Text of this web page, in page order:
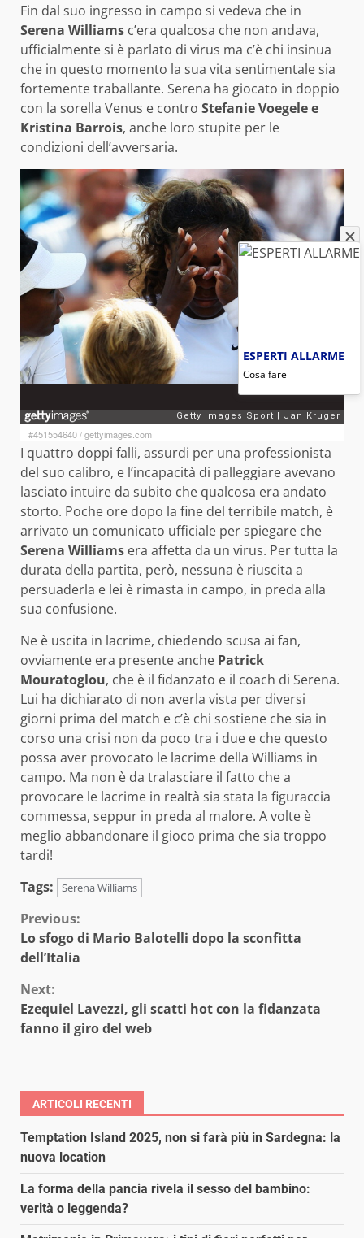
Fin dal suo ingresso in campo si vedeva che in
Serena Williams c’era qualcosa che non andava,
ufficialmente si è parlato di virus ma c’è chi insinua
che in questo momento la sua vita sentimentale sia
fortemente traballante. Serena ha giocato in doppio
con la sorella Venus e contro Stefanie Voegele e
Kristina Barrois, anche loro stupite per le
condizioni dell’avversaria.
#451554640/gettyimages.com
I quattro doppi falli, assurdi per una professionista
del suo calibro, e l’incapacità di palleggiare avevano
lasciato intuire da subito che qualcosa era andato
storto. Poche ore dopo la fine del terribile match, è
arrivato un comunicato ufficiale per spiegare che
Serena Williams era affetta da un virus. Per tutta la
durata della partita, però, nessuna è riuscita a
persuaderla e lei è rimasta in campo, in preda alla
sua confusione.
Ne è uscita in lacrime, chiedendo scusa ai fan,
ovviamente era presente anche Patrick
Mouratoglou, che è il fidanzato e il coach di Serena.
Lui ha dichiarato di non averla vista per diversi
giorni prima del match e c’è chi sostiene che sia in
corso una crisi non da poco tra i due e che questo
possa aver provocato le lacrime della Williams in
campo. Ma non è da tralasciare il fatto che a
provocare le lacrime in realtà sia stata la figuraccia
commessa, seppur in preda al malore. A volte è
meglio abbandonare il gioco prima che sia troppo
tardi!
Tags:
Serena Williams
Continue
Reading
Previous:
Lo sfogo di Mario Balotelli dopo la sconfitta
dell’Italia
Next:
Ezequiel Lavezzi, gli scatti hot con la fidanzata
fanno il giro del web
ARTICOLI RECENTI
Temptation Island 2025, non si farà più in Sardegna: la
nuova location
La forma della pancia rivela il sesso del bambino:
verità o leggenda?
ESPERTI ALLARME
Cosa fare